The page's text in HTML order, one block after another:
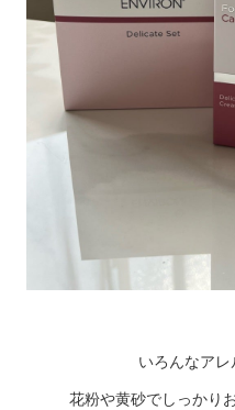
いろんなア
花粉や黄砂でしっかり